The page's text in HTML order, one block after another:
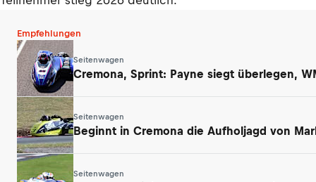
Empfehlungen
Seitenwagen
Cremona, Sprint: Payne siegt überlegen,
Seitenwagen
Beginnt in Cremona die Aufholjagd von
Seitenwagen